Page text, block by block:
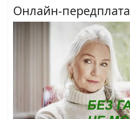
Онлайн-передплата